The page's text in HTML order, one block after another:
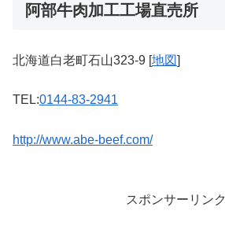
阿部牛肉加工工場直売所
北海道白老町石山323-9 [地図]
TEL:0144-83-2941
http://www.abe-beef.com/
スポンサーリンク